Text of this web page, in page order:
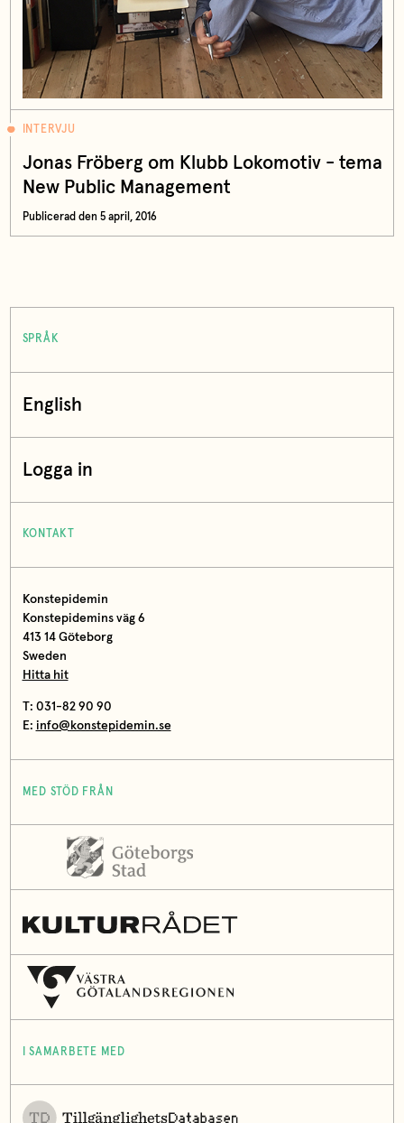
INTERVJU
Jonas Fröberg om Klubb Lokomotiv - tema
New Public Management
Publicerad den 5 april, 2016
SPRÅK
English
Logga in
KONTAKT
Konstepidemin
Konstepidemins väg 6
413 14 Göteborg
Sweden
Hitta hit
T: 031-82 90 90
E: info@konstepidemin.se
MED STÖD FRÅN
I SAMARBETE MED